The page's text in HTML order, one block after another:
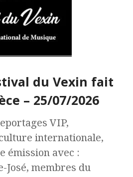
du Vexin fait
– 25/07/2026
VIP,
internationale,
émission avec :
membres du